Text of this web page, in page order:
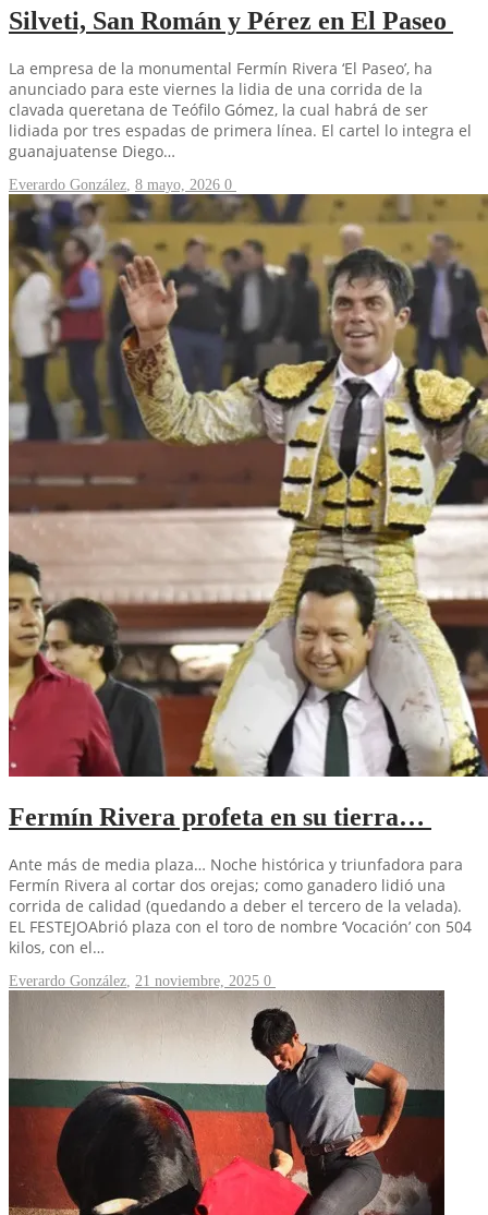
Silveti, San Román y Pérez en El Paseo
La empresa de la monumental Fermín Rivera ‘El Paseo’, ha
anunciado para este viernes la lidia de una corrida de la
clavada queretana de Teófilo Gómez, la cual habrá de ser
lidiada por tres espadas de primera línea. El cartel lo integra el
guanajuatense Diego…
Everardo González 8 mayo, 2026 0
Fermín Rivera profeta en su tierra…
Ante más de media plaza… Noche histórica y triunfadora para
Fermín Rivera al cortar dos orejas; como ganadero lidió una
corrida de calidad (quedando a deber el tercero de la velada).
EL FESTEJOAbrió plaza con el toro de nombre ‘Vocación’ con 504
kilos, con el…
Everardo González 21 noviembre, 2025 0